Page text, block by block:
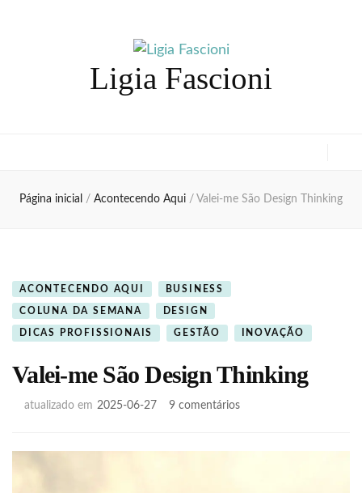
Ligia Fascioni
Página inicial / Acontecendo Aqui / Valei-me São Design Thinking
ACONTECENDO AQUI BUSINESS
COLUNA DA SEMANA DESIGN
DICAS PROFISSIONAIS GESTÃO INOVAÇÃO
Valei-me São Design Thinking
atualizado em 2025-06-27 9 comentáriosem